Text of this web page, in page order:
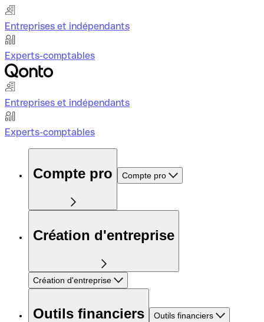
Entreprises et indépendants
Experts-comptables
Entreprises et indépendants
Experts-comptables
Compte pro Compte pro
Création d'entreprise
Création d'entreprise
Outils financiers Outils financiers